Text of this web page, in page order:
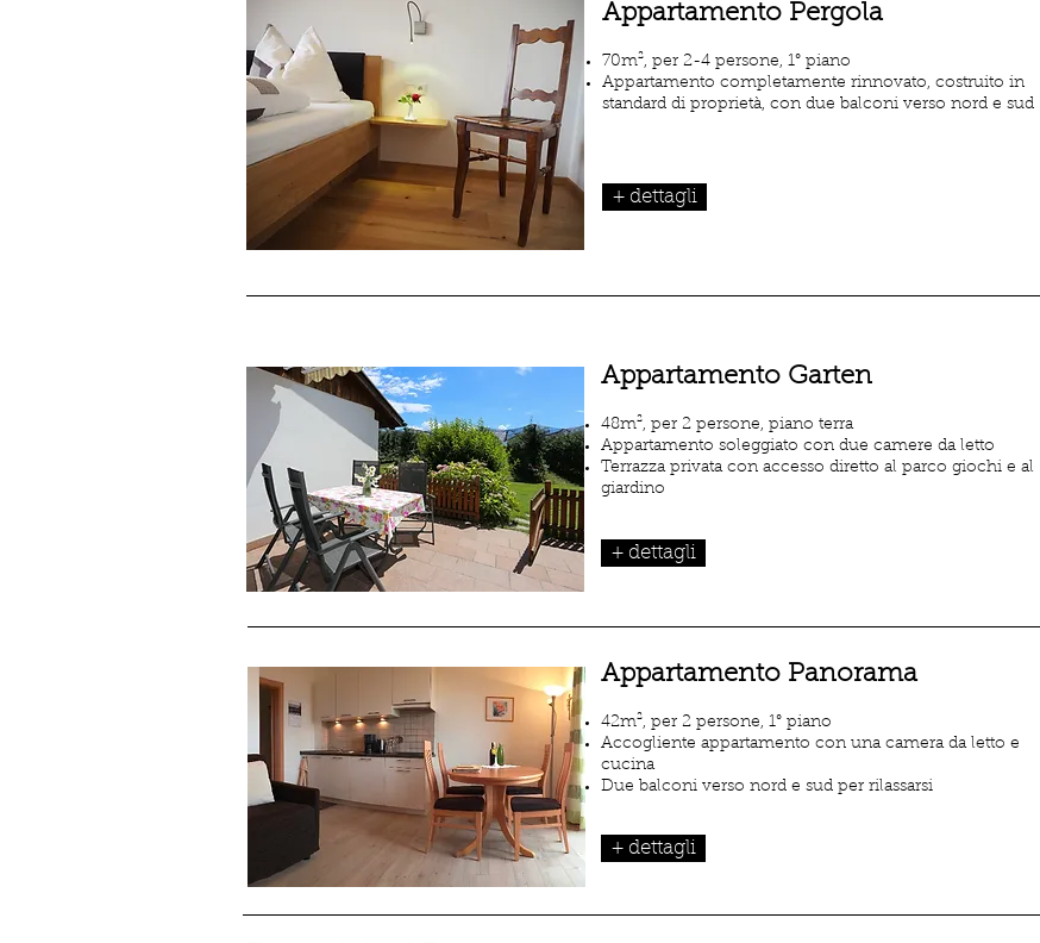
Appartamento Pergola
70m², per 2-4 persone, 1° piano
Appartamento completamente rinnovato, costruito in
standard di proprietà, con due balconi verso nord e sud
+ dettagli
+ dettagli
Appartamento Panorama
42m², per 2 persone, 1° piano
Accogliente appartamento con una camera da letto e
cucina
Due balconi verso nord e sud per rilassarsi
+ dettagli
Appartamento Garten
48m², per 2 persone, piano terra
Appartamento soleggiato con due camere da letto
Terrazza privata con accesso diretto al parco giochi e al
giardino